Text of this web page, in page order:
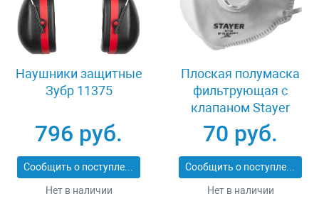
Наушники защитные
Зубр 11375
796 руб.
Сообщить о поступлении
Нет в наличии
Плоская полумаска
фильтрующая с
клапаном Stayer
11113_z01
70 руб.
Сообщить о поступлении
Нет в наличии